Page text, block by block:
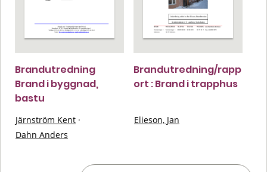
Brandutredning
Brand i byggnad,
bastu
Järnström Kent ·
Dahn Anders
Brandutredning/rapp
ort : Brand i trapphus
Elieson, Jan